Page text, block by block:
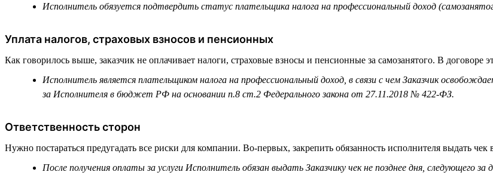
Исполнитель обязуется подтвердить статус плательщика налога на профессиональный доход
Уплата налогов, страховых взносов и пенсионных
Как говорилось выше, заказчик не оплачивает налоги, страховые взносы и пенсионные за самозанятого. В договоре
Исполнитель является плательщиком налога на профессиональный доход, в связи с чем Заказчик
за Исполнителя в бюджет РФ на основании п.8 ст.2 Федерального закона от 27.11.2018 № 422-ФЗ.
Ответственность сторон
Нужно постараться предугадать все риски для компании. Во-первых, закрепить обязанность исполнителя выдать
После получения оплаты за услуги Исполнитель обязан выдать Заказчику чек не позднее дня, следующего